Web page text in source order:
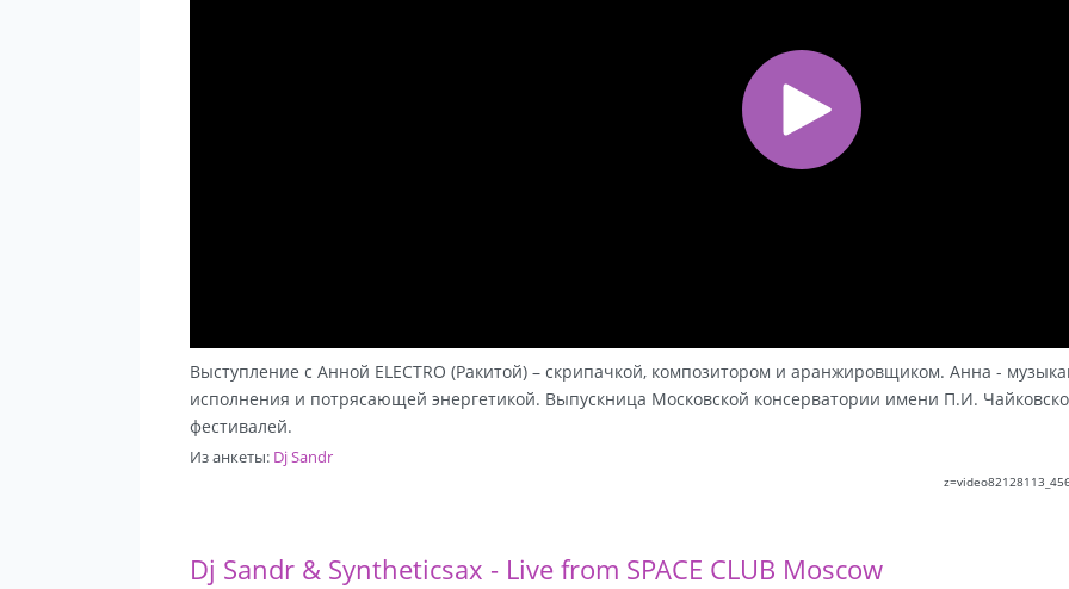
Выступление с Анной ELECTRO (Ракитой) – скрипачкой, композитором и аранжировщиком. Анна -
исполнения и потрясающей энергетикой. Выпускница Московской консерватории имени П.И.
фестивалей.
Из анкеты: Dj Sandr
Dj Sandr & Syntheticsax - Live from SPACE CLUB Moscow